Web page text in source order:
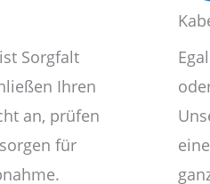
Sorgfalt
Ihren
an, prüfen
für